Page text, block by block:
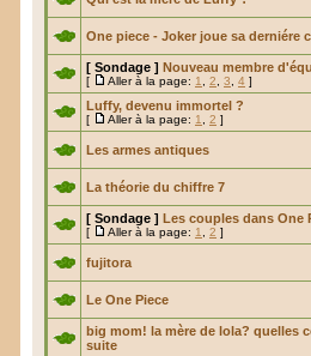
One piece - Joker joue sa derniére
[ Sondage ] Nouveau membre
[ Aller à la page: 1 2 3 4 ]
Luffy, devenu immortel ?
[ Aller à la page: 1 2 ]
Les armes antiques
La théorie du chiffre 7
[ Sondage ] Les couples dans One
[ Aller à la page: 1 2 ]
fujitora
Le One Piece
big mom! la mère de lola? quelles
suite